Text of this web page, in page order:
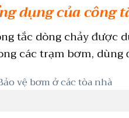
dụng của công
tắc dòng chảy được
các trạm bơm,